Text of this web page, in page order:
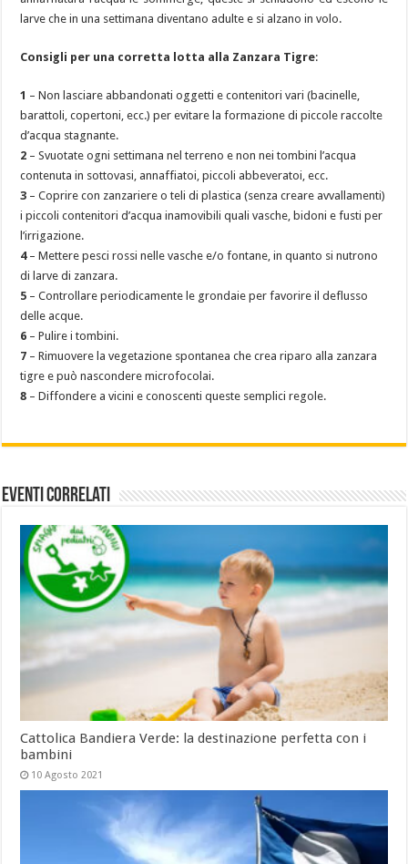
larve che in una settimana diventano adulte e si alzano in volo.
Consigli per una corretta lotta alla Zanzara Tigre:
1 – Non lasciare abbandonati oggetti e contenitori vari (bacinelle,
barattoli, copertoni, ecc.) per evitare la formazione di piccole raccolte
d’acqua stagnante.
2 – Svuotate ogni settimana nel terreno e non nei tombini l’acqua
contenuta in sottovasi, annaffiatoi, piccoli abbeveratoi, ecc.
3 – Coprire con zanzariere o teli di plastica (senza creare avvallamenti)
i piccoli contenitori d’acqua inamovibili quali vasche, bidoni e fusti per
l’irrigazione.
4– Mettere pesci rossi nelle vasche e/o fontane, in quanto si nutrono
di larve di zanzara.
5 – Controllare periodicamente le grondaie per favorire il deflusso
delle acque.
6 – Pulire i tombini.
7 – Rimuovere la vegetazione spontanea che crea riparo alla zanzara
tigre e può nascondere microfocolai.
8 – Diffondere a vicini e conoscenti queste semplici regole.
Eventi Correlati
Cattolica Bandiera Verde: la destinazione perfetta con i
bambini
10 Agosto 2021